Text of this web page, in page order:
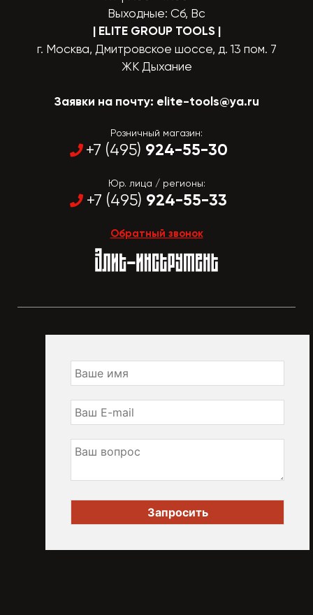
Выходные: Сб, Вс
| ELITE GROUP TOOLS |
г. Москва, Дмитровское шоссе, д. 13 пом. 7
ЖК Дыхание
Заявки на почту: elite-tools@ya.ru
Розничный магазин:
+7 (495) 924-55-30
Юр. лица / регионы:
+7 (495) 924-55-33
Обратный звонок